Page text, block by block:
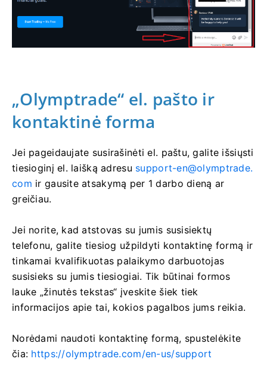
„Olymptrade“ el. pašto ir
kontaktinė forma
Jei pageidaujate susirašinėti el. paštu, galite išsiųsti
tiesioginį el. laišką adresu support-en@olymptrade.
com ir gausite atsakymą per 1 darbo dieną ar
greičiau.
Jei norite, kad atstovas su jumis susisiektų
telefonu, galite tiesiog užpildyti kontaktinę formą ir
tinkamai kvalifikuotas palaikymo darbuotojas
susisieks su jumis tiesiogiai. Tik būtinai formos
lauke „žinutės tekstas“ įveskite šiek tiek
informacijos apie tai, kokios pagalbos jums reikia.
Norėdami naudoti kontaktinę formą, spustelėkite
čia: https://olymptrade.com/en-us/support